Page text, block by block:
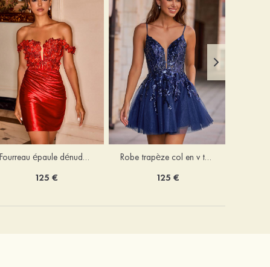
Fourreau épaule dénudée soie comme du satin courte/mini robe de fête de la rentrée
125 €
Robe trapèze col en v tulle courte/mini robe de fête de la rentrée avec poches paillettes
125 €